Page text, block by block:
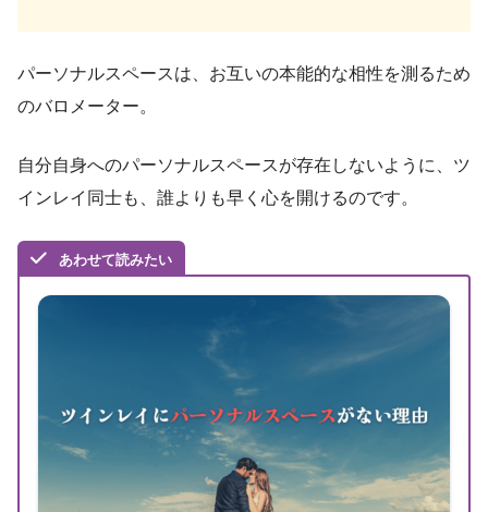
パーソナルスペースは、お互いの本能的な相性を測るため
のバロメーター。
自分自身へのパーソナルスペースが存在しないように、ツ
インレイ同士も、誰よりも早く心を開けるのです。
あわせて読みたい